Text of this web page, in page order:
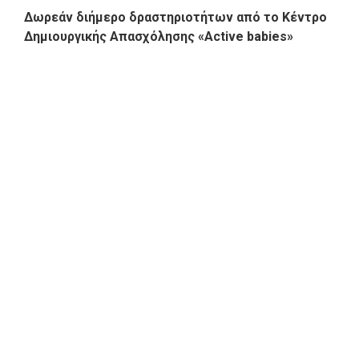
Δωρεάν διήμερο δραστηριοτήτων από το Κέντρο
Δημιουργικής Απασχόλησης «Active babies»